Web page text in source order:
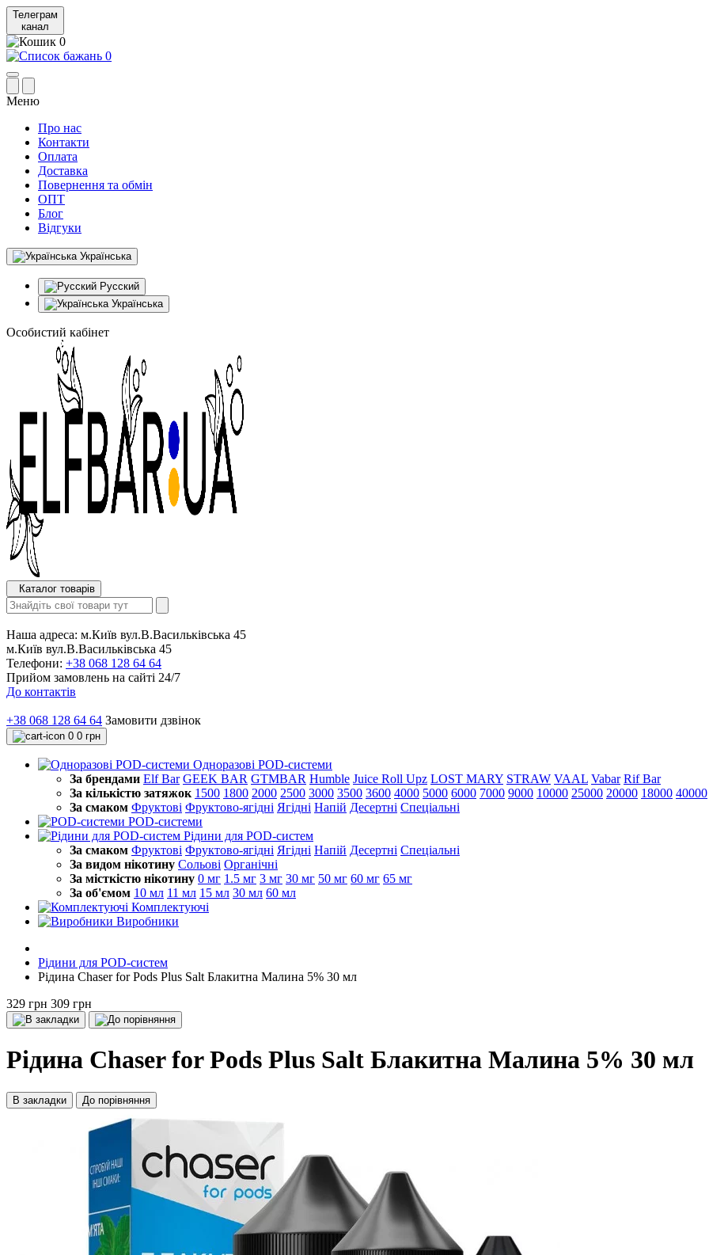
Телеграм
канал
0
0
Меню
Про нас
Контакти
Оплата
Доставка
Повернення та обмін
ОПТ
Блог
Відгуки
Українська
Русский
Українська
Особистий кабінет
Каталог товарів
Наша адреса: м.Київ вул.В.Васильківська 45
м.Київ вул.В.Васильківська 45
Телефони: +38 068 128 64 64
Прийом замовлень на сайті 24/7
До контактів
+38 068 128 64 64 Замовити дзвінок
0 0 грн
Одноразові POD-системи
За брендами Elf Bar GEEK BAR GTMBAR Humble Juice Roll Upz LOST MARY STRAW VAAL Vabar Rif Bar
За кількістю затяжок 1500 1800 2000 2500 3000 3500 3600 4000 5000 6000 7000 9000 10000 25000 20000 18000 40000
За смаком Фруктові Фруктово-ягідні Ягідні Напій Десертні Спеціальні
POD-системи
Рідини для POD-систем
За смаком Фруктові Фруктово-ягідні Ягідні Напій Десертні Спеціальні
За видом нікотину Сольові Органічні
За місткістю нікотину 0 мг 1.5 мг 3 мг 30 мг 50 мг 60 мг 65 мг
За об'ємом 10 мл 11 мл 15 мл 30 мл 60 мл
Комплектуючі
Виробники
Рідини для POD-систем
Рідина Chaser for Pods Plus Salt Блакитна Малина 5% 30 мл
329 грн 309 грн
Рідина Chaser for Pods Plus Salt Блакитна Малина 5% 30 мл
В закладки До порівняння